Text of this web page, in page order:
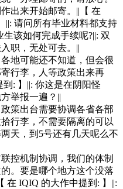
出来开始邮寄。||【 在
||: 请问所有毕业材料都支持
该如何完成手续呢?||: 双
职，无处可去。||
地可能还不知道，但会很
行李，人等政策出来再
: 】||: 你这是在阴阳怪
举报一遍？||
策出台需要协调各省各部
行李，不需要隔离的可以
天，到5号还有几天呢么不
控机制协调，我们的体制
。要是哪个地方这个没落
在 IQIQ 的大作中提到: 】||: